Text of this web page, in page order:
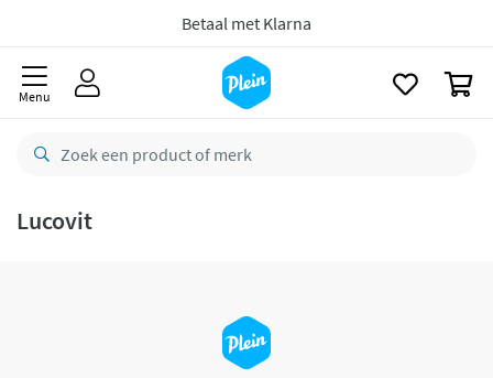
Betaal met Klarna
Menu
Lucovit